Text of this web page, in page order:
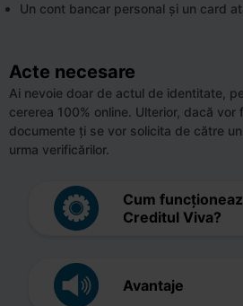
Un cont bancar personal și un card
Acte necesare
Ai nevoie doar de actul de identitate,
cererea 100% online. Ulterior, dacă vor
documente ți se vor solicita de către
urma verificărilor.
Cum
Creditul Viva?
Avantaje